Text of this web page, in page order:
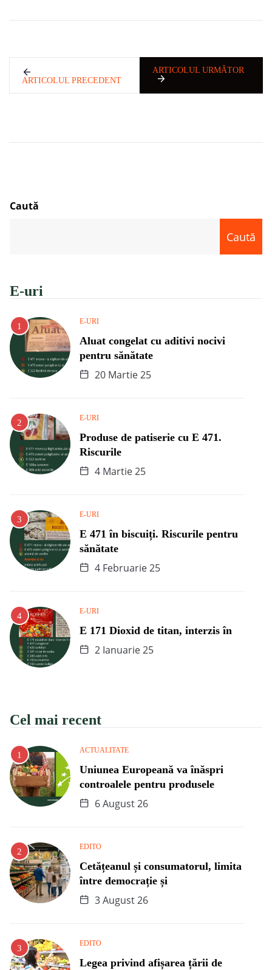
ARTICOLUL PRECEDENT
ARTICOLUL URMĂTOR
Caută
Caută
E-uri
E-URI
Aluat congelat cu aditivi nocivi
pentru sănătate
20 Martie 25
E-URI
Produse de patiserie cu E 471.
Riscurile
4 Martie 25
E-URI
E 471 în biscuiți. Riscurile pentru
sănătate
4 Februarie 25
E-URI
E 171 Dioxid de titan, interzis în
2 Ianuarie 25
Cel mai recent
ACTUALITATE
Uniunea Europeană va înăspri
controalele pentru produsele
6 August 26
EDITO
Cetățeanul și consumatorul, limita
între democrație și
3 August 26
EDITO
Legea privind afișarea țării de